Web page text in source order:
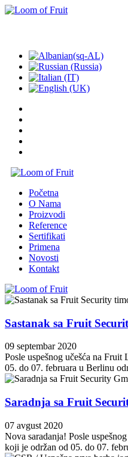
Početna
O Nama
Proizvodi
Reference
Sertifikati
Primena
Novosti
Kontakt
Sastanak sa Fruit
09 septembar 2020
Posle uspešnog učešća na
05. do 07. februara u Berlinu
Saradnja sa Fruit
07 avgust 2020
Nova saradanja! Posle
koji je održan od 05. do 07.